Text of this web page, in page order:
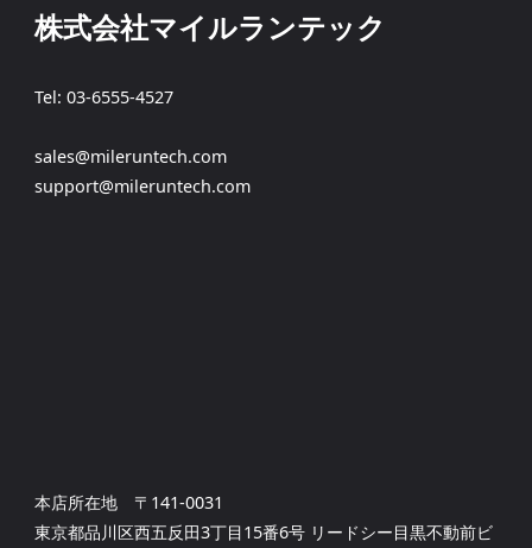
株式会社マイルランテック
Tel: 03-6555-4527
sales@mileruntech.com
support@mileruntech.com
本店所在地 〒141-0031
東京都品川区西五反田3丁目15番6号 リードシー目黒不動前ビ